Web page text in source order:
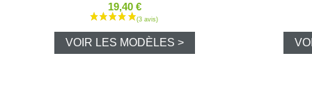
19,40 €
VOIR LES MODÈLES >